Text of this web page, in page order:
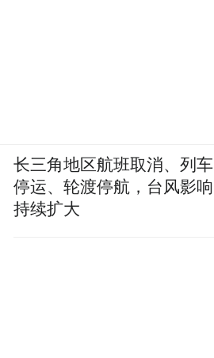
长三角地区航班取消、列车
停运、轮渡停航，台风影响
持续扩大